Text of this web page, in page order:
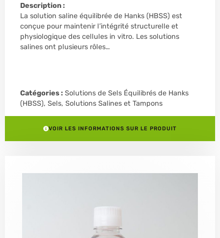
Description :
La solution saline équilibrée de Hanks (HBSS) est
conçue pour maintenir l’intégrité structurelle et
physiologique des cellules in vitro. Les solutions
salines ont plusieurs rôles…
Catégories : Solutions de Sels Équilibrés de Hanks
(HBSS), Sels, Solutions Salines et Tampons
VOIR LES INFORMATIONS SUR LE PRODUIT